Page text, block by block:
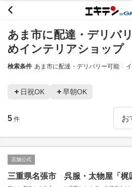
あま市に配達・デリバ
めインテリアショップ
検索条件 あま市に配達・デリバリー可能
日祝OK 早朝OK
5 件
店舗公式
三重県名張市 呉服・太物屋「梶